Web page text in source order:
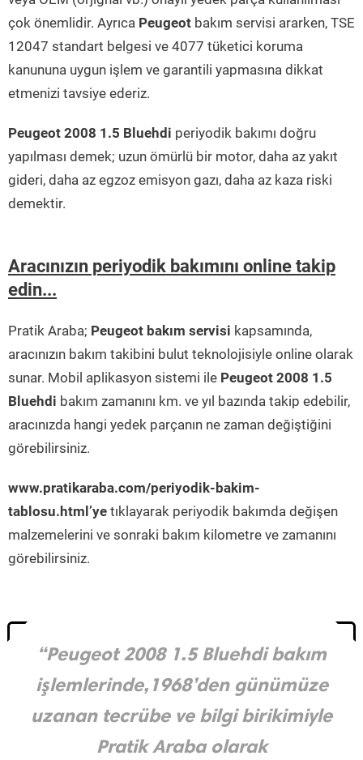
çok önemlidir. Ayrıca Peugeot bakım servisi ararken, TSE
12047 standart belgesi ve 4077 tüketici koruma
kanununa uygun işlem ve garantili yapmasına dikkat
etmenizi tavsiye ederiz.
Peugeot 2008 1.5 Bluehdi periyodik bakımı doğru
yapılması demek; uzun ömürlü bir motor, daha az yakıt
gideri, daha az egzoz emisyon gazı, daha az kaza riski
demektir.
Aracınızın periyodik bakımını online takip
edin...
Pratik Araba; Peugeot bakım servisi kapsamında,
aracınızın bakım takibini bulut teknolojisiyle online olarak
sunar. Mobil aplikasyon sistemi ile Peugeot 2008 1.5
Bluehdi bakım zamanını km. ve yıl bazında takip edebilir,
aracınızda hangi yedek parçanın ne zaman değiştiğini
görebilirsiniz.
www.pratikaraba.com/periyodik-bakim-
tablosu.html’ye tıklayarak periyodik bakımda değişen
malzemelerini ve sonraki bakım kilometre ve zamanını
görebilirsiniz.
“Peugeot 2008 1.5 Bluehdi bakım
işlemlerinde,1968’den günümüze
uzanan tecrübe ve bilgi birikimiyle
Pratik Araba olarak